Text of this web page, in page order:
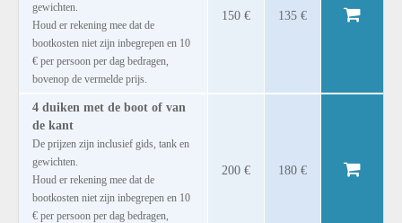
gewichten.
Houd er rekening mee dat de
bootkosten niet zijn inbegrepen en 10
€ per persoon per dag bedragen,
bovenop de vermelde prijs.
150 € 135 €
4 duiken met de boot of van
de kant
De prijzen zijn inclusief gids, tank en
gewichten.
Houd er rekening mee dat de
bootkosten niet zijn inbegrepen en 10
€ per persoon per dag bedragen,
200 € 180 €